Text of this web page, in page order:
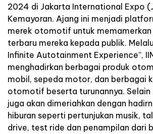
2024 di Jakarta International Expo
Kemayoran. Ajang ini menjadi
merek otomotif untuk
terbaru mereka kepada publik.
Infinite Autotainment Experience”,
menghadirkan berbagai produk
mobil, sepeda motor, dan berbagai
otomotif beserta turunannya. Selain
juga akan dimeriahkan dengan
hiburan seperti pertunjukan musik,
drive, test ride dan penampilan dari